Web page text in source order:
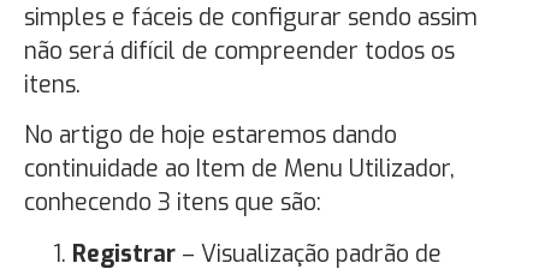
simples e fáceis de configurar sendo assim
não será difícil de compreender todos os
itens.
No artigo de hoje estaremos dando
continuidade ao Item de Menu Utilizador,
conhecendo 3 itens que são:
Registrar – Visualização padrão de